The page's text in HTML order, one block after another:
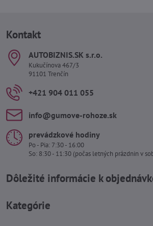
Kontakt
AUTOBIZNIS​.SK s​.r​.o​.
Kukučínova 467/3
91101 Trenčín
+421 904 011 055
info​@gumove-rohoze​.sk
prevádzkové hodiny
Po - Pia: 7:30 - 16:00
So: 8:30 - 11:30 (počas letných prázdnin v
Dôležité informácie k
Kategórie